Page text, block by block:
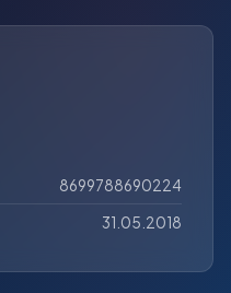
8699788690224
31.05.2018